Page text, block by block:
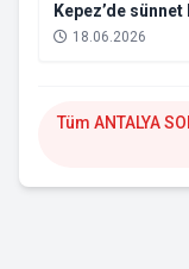
Kepez’de sünnet
18.06.2026
Tüm ANTALYA